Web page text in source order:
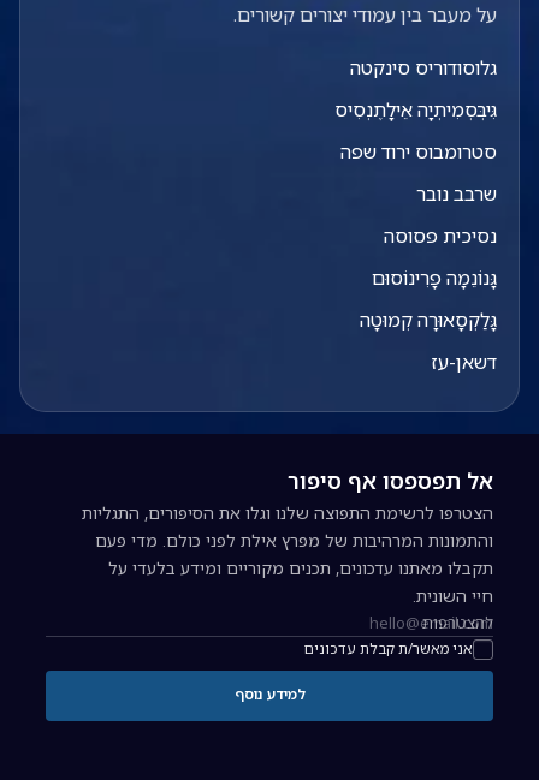
על מעבר בין עמודי יצורים קשורים.
גלוסודוריס סינקטה
גִּיבְּסְמִיתְיָה אֵילָתֶנְסִיס
סטרומבוס ירוד שפה
שרבב נובר
נסיכית פסוסה
גָּנוֹנֵמָה פָרִינוֹסוּם
גָּלַקְסָאוּרָה קְמוּטָה
דשאן-עז
אל תפספסו אף סיפור
הצטרפו לרשימת התפוצה שלנו וגלו את הסיפורים, התגליות
והתמונות המרהיבות של מפרץ אילת לפני כולם. מדי פעם
תקבלו מאתנו עדכונים, תכנים מקוריים ומידע בלעדי על
חיי השונית.
כתובת אימייל להרשמה לניוזלטר
אני מאשר/ת קבלת עדכונים
להצטרפות
למידע נוסף